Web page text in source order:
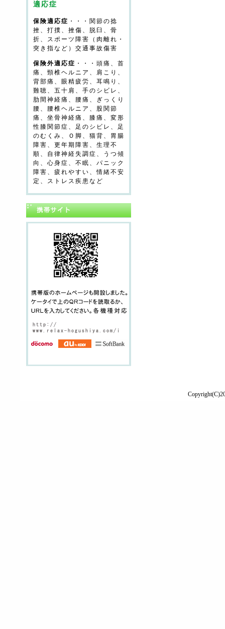
適応症
保険適応症 ・・・関節の捻
挫、打撲、挫傷、脱臼、骨
折、スポーツ障害（肉離れ・
突き指など）交通事故傷害
保険外適応症 ・・・頭痛、首
痛、頸椎ヘルニア、肩こり、
背部痛、眼精疲労、耳鳴り、
難聴、五十肩、手のシビレ、
肋間神経痛、腰痛、ぎっくり
腰、腰椎ヘルニア、股関節
痛、坐骨神経痛、膝痛、変形
性膝関節症、足のシビレ、足
のむくみ、Ｏ脚、猫背、胃腸
障害、更年期障害、生理不
順、自律神経失調症、うつ傾
向、心身症、不眠、パニック
障害、疲れやすい、情緒不安
定、ストレス疾患など